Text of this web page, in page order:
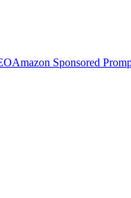
Amazon Sponsored